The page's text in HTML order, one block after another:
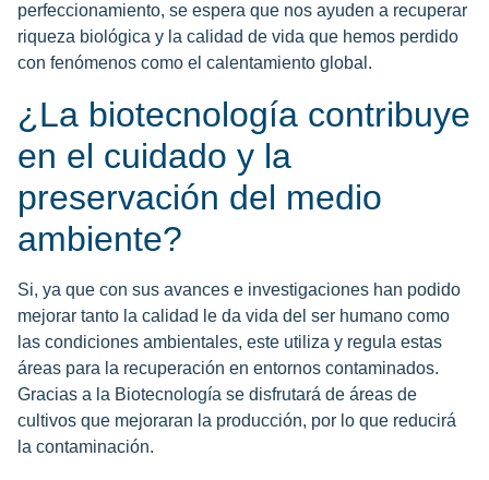
perfeccionamiento, se espera que nos ayuden a recuperar
riqueza biológica y la calidad de vida que hemos perdido
con fenómenos como el calentamiento global.
¿La biotecnología contribuye
en el cuidado y la
preservación del medio
ambiente?
Si, ya que con sus avances e investigaciones han podido
mejorar tanto la calidad le da vida del ser humano como
las condiciones ambientales, este utiliza y regula estas
áreas para la recuperación en entornos contaminados.
Gracias a la Biotecnología se disfrutará de áreas de
cultivos que mejoraran la producción, por lo que reducirá
la contaminación.